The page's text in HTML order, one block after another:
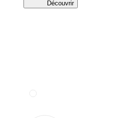
Découvrir